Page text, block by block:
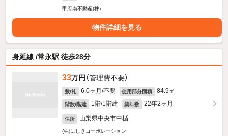
甲府南不動産(株)
物件詳細を見る
身延線 /常永駅 徒歩28分
33万円 （管理費不要）
敷/礼 6.0ヶ月/不要 使用部分面積 84.9㎡
階数/階建 1階/1階建 築年数 22年2ヶ月
住所 山梨県中央市中楯
(株)にしきコーポレーション